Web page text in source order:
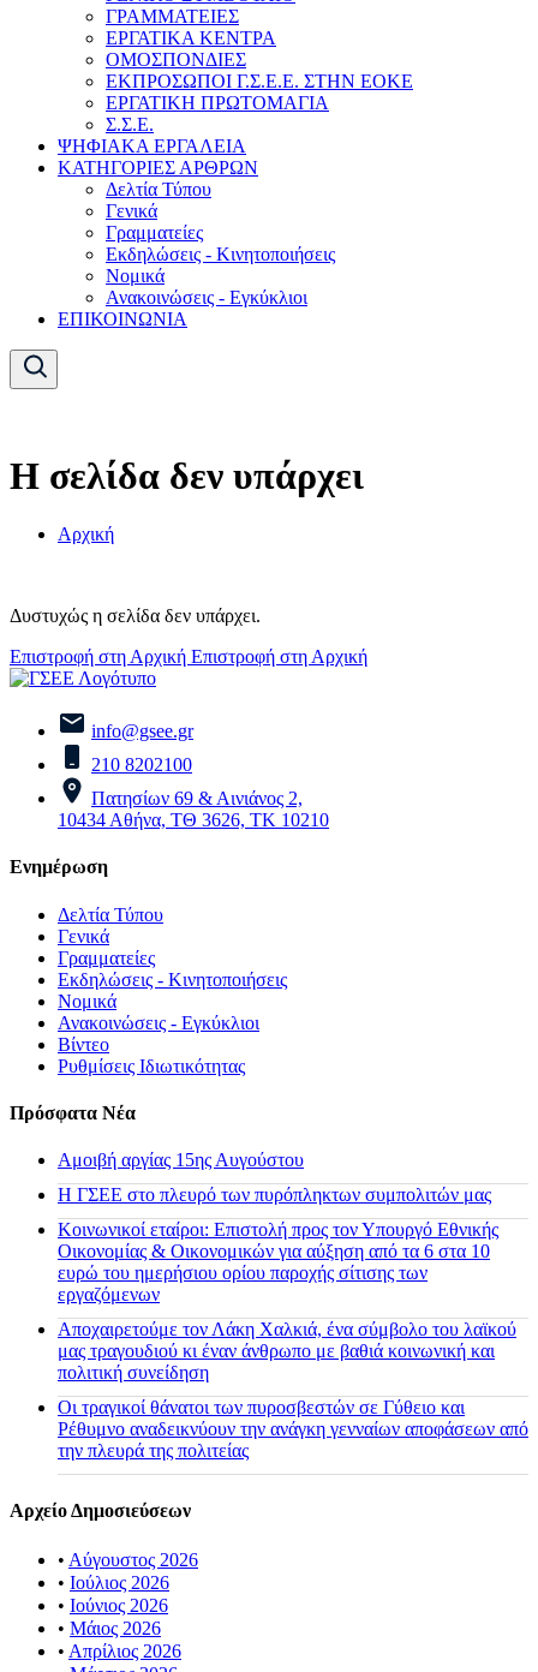
ΓΡΑΜΜΑΤΕΙΕΣ
ΕΡΓΑΤΙΚΑ ΚΕΝΤΡΑ
ΟΜΟΣΠΟΝΔΙΕΣ
ΕΚΠΡΟΣΩΠΟΙ Γ.Σ.Ε.Ε. ΣΤΗΝ ΕΟΚΕ
ΕΡΓΑΤΙΚΗ ΠΡΩΤΟΜΑΓΙΑ
Σ.Σ.Ε.
ΨΗΦΙΑΚΑ ΕΡΓΑΛΕΙΑ
ΚΑΤΗΓΟΡΙΕΣ ΑΡΘΡΩΝ
Δελτία Τύπου
Γενικά
Γραμματείες
Εκδηλώσεις - Κινητοποιήσεις
Νομικά
Ανακοινώσεις - Εγκύκλιοι
ΕΠΙΚΟΙΝΩΝΙΑ
Η σελίδα δεν υπάρχει
Αρχική
Δυστυχώς η σελίδα δεν υπάρχει.
Επιστροφή στη Αρχική Επιστροφή στη Αρχική
info@gsee.gr
210 8202100
Πατησίων 69 & Αινιάνος 2,
10434 Αθήνα, ΤΘ 3626, ΤΚ 10210
Ενημέρωση
Δελτία Τύπου
Γενικά
Γραμματείες
Εκδηλώσεις - Κινητοποιήσεις
Νομικά
Ανακοινώσεις - Εγκύκλιοι
Βίντεο
Ρυθμίσεις Ιδιωτικότητας
Πρόσφατα Νέα
Αμοιβή αργίας 15ης Αυγούστου
H ΓΣΕΕ στο πλευρό των πυρόπληκτων συμπολιτών μας
Κοινωνικοί εταίροι: Επιστολή προς τον Υπουργό Εθνικής
Οικονομίας & Οικονομικών για αύξηση από τα 6 στα 10
ευρώ του ημερήσιου ορίου παροχής σίτισης των
εργαζόμενων
Αποχαιρετούμε τον Λάκη Χαλκιά, ένα σύμβολο του λαϊκού
μας τραγουδιού κι έναν άνθρωπο με βαθιά κοινωνική και
πολιτική συνείδηση
Οι τραγικοί θάνατοι των πυροσβεστών σε Γύθειο και
Ρέθυμνο αναδεικνύουν την ανάγκη γενναίων αποφάσεων από
την πλευρά της πολιτείας
Αρχείο Δημοσιεύσεων
• Αύγουστος 2026
• Ιούλιος 2026
• Ιούνιος 2026
• Μάιος 2026
• Απρίλιος 2026